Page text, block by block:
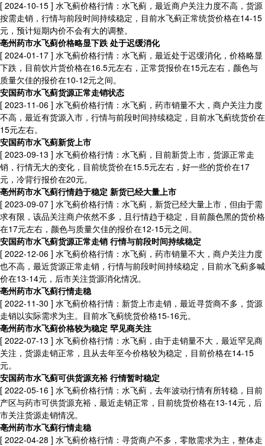
[ 2024-10-15 ] 水飞蓟价格行情：水飞蓟，最近商户关注力度不高，货源
按需走销，行情与前段时间持续稳定，目前水飞蓟正常统货价格在14-15
元，预计短期内价不会有大的调整。
亳州药市水飞蓟价格略显下跌 处于迟缓消化
[ 2024-01-17 ] 水飞蓟价格行情：水飞蓟，最近处于迟缓消化，价格略显
下跌，目前饮片货价格在16.5元左右，正常货报价在15元左右，颜色与
质量欠佳的报价在10-12元之间。
安国药市水飞蓟货源正常走销状态
[ 2023-11-06 ] 水飞蓟价格行情：水飞蓟，药市销量不大，商户关注力度
不高，最近有货源入市，行情与前段时间持续稳定，目前水飞蓟统货价在
15元左右。
安国药市水飞蓟新货上市
[ 2023-09-13 ] 水飞蓟价格行情：水飞蓟，目前新货上市，货源正常走
销，行情无大的变化，目前统货价在15.5元左右，好一些的货价在17
元，冷背行报价在20元。
亳州药市水飞蓟行情趋于稳定 新货已经大量上市
[ 2023-09-07 ] 水飞蓟价格行情：水飞蓟，新货已经大量上市，但由于需
求有限，该品关注商户依然不多，且行情趋于稳定，目前颜色黑的货价格
在17元左右，颜色与质量欠佳的报价在12-15元之间。
安国药市水飞蓟货源正常走销 行情与前段时间持续稳定
[ 2022-12-06 ] 水飞蓟价格行情：水飞蓟，药市销量不大，商户关注力度
也不高，最近货源正常走销，行情与前段时间持续稳定，目前水飞蓟多喊
价在13-14元，后市关注货源消化情况。
亳州药市水飞蓟行情走稳
[ 2022-11-30 ] 水飞蓟价格行情：新货上市走销，最近寻货商不多，货源
走销以实际需求为主。目前水飞蓟统货价格15-16元。
亳州药市水飞蓟价格较为稳定 罕见商关注
[ 2022-07-13 ] 水飞蓟价格行情：水飞蓟，由于走销量不大，最近罕见商
关注，货源走销正常，且从去年至今价格较为稳定，目前价格在14-15
元。
安国药市水飞蓟可供货源充裕 行情暂时稳定
[ 2022-05-16 ] 水飞蓟价格行情：水飞蓟，去年波动行情有所转稳，目前
产区与药市可供货源充裕，最近走销正常，目前统货价格在13-14元，后
市关注货源走销情况。
亳州药市水飞蓟行情走稳
[ 2022-04-28 ] 水飞蓟价格行情：寻货商户不多，零散需求为主，整体走